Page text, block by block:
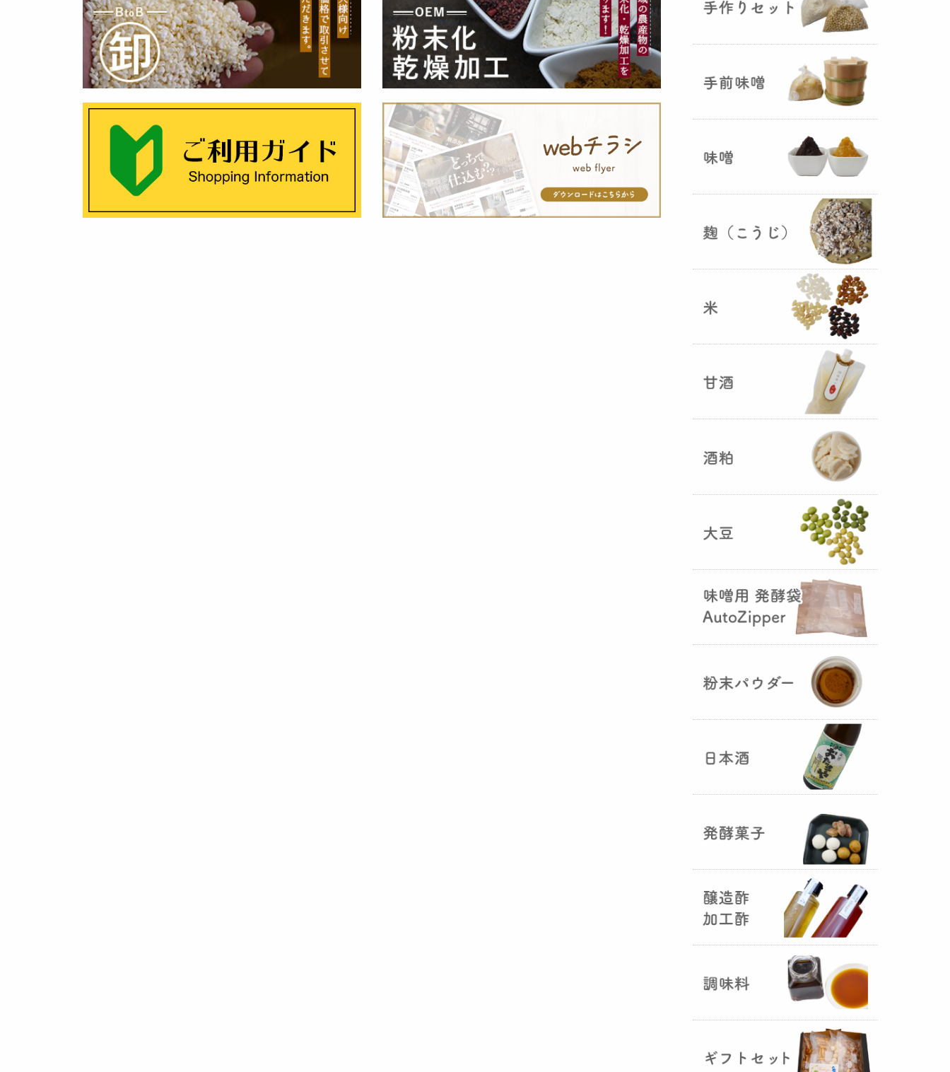
お米5kg貯蔵用アルミ袋が完
成しました！完全オリジナルで特
別な仕様でお米の美味しさをその
ままキープ！酸化防止と長期保存
を可能にしました！
山形さくらんぼ甘酒ゼリー発売
山形のさくらんぼをペーストにし
て、当店の生甘酒と合わせフレッ
シュな酸味の効いたさくらんぼ甘
が出来まし
た。
おたまやジャン 辛味噌発売！
5つの素材だけで出来た辛味
おたまやジャ
』が登場しました！そのままで
も、薬味や調味料を足しても利用
できます。
（2025年02月
国産（熊本産）の大麦に白麹菌を
つけて丁寧に培養して『大麦白
』が完成しました！大麦麹から
の旨みと、白麹から生成される天
然のクエン酸（酸味）が良き製品
を創出してくれることです。塩麹
作りや米麹や大麦麹とブレンドし
ての味噌作りなど、次の食のステ
ージに・・・
R6年 クロ黒麹が出来ました
♪（2025年01月15日）